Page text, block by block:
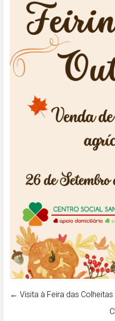
← Visita à Feira das Colheitas